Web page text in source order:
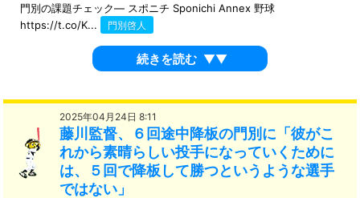
門別の課題チェック― スポニチ Sponichi Annex 野球
https://t.co/K...
門別啓人
続きを読む ▼▼
2025年04月24日 8:11
藤川監督、６回途中降板の門別に「彼がこ
れから素晴らしい投手になっていくために
は、５回で降板して勝つというような選手
ではない」